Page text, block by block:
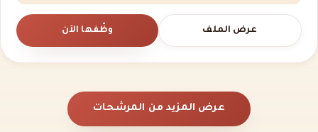
عرض الملف وظّفها الآن
عرض المزيد من المرشحات